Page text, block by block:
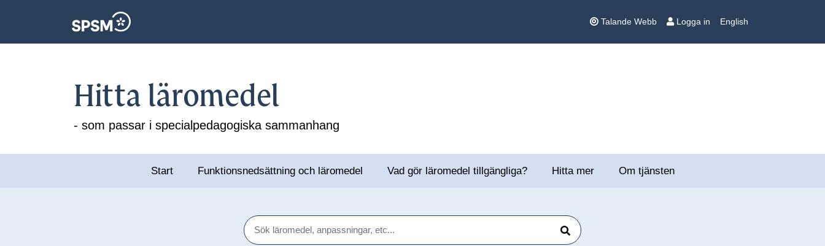
Talande Webb Logga in English
Hitta läromedel
- som passar i specialpedagogiska sammanhang
Start Funktionsnedsättning och läromedel Vad gör läromedel tillgängliga? Hitta mer Om tjänsten
Sök
Sök